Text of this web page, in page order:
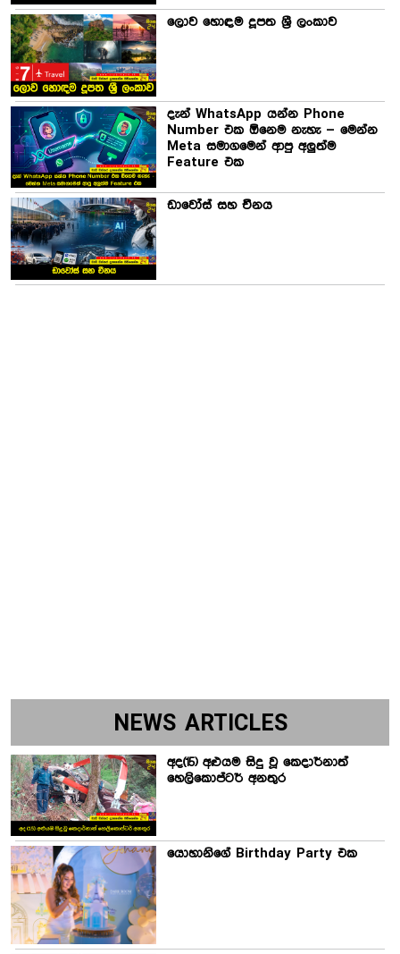
ලොව හොඳම දූපත ශ්‍රී ලංකාව
දැන් WhatsApp යන්න Phone
Number එක ඕනෙම නැහැ – මෙන්න
Meta සමාගමෙන් ආපු අලුත්ම
Feature එක
ඩාවෝස් සහ චීනය
NEWS ARTICLES
අද(15) අළුයම සිදු වූ කෙදාර්නාත්
හෙලිකොප්ටර් අනතුර
යොහානිගේ Birthday Party එක